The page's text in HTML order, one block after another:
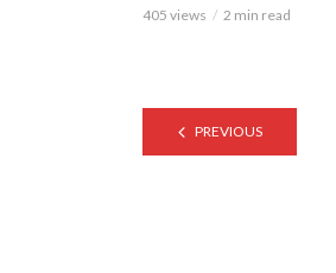
405 views 2 min read
PREVIOUS